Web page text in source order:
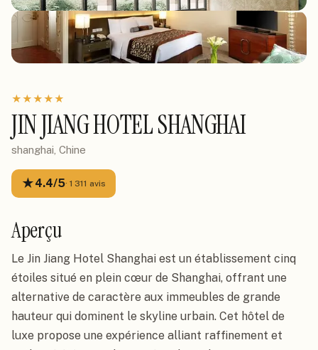
★★★★★
JIN JIANG HOTEL SHANGHAI
shanghai, Chine
★4.4/5· 1 311 avis
Aperçu
Le Jin Jiang Hotel Shanghai est un établissement cinq
étoiles situé en plein cœur de Shanghai, offrant une
alternative de caractère aux immeubles de grande
hauteur qui dominent le skyline urbain. Cet hôtel de
luxe propose une expérience alliant raffinement et